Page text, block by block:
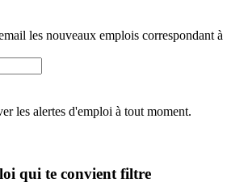
les nouveaux emplois correspondant à
les alertes d'emploi à tout moment.
qui te convient filtre